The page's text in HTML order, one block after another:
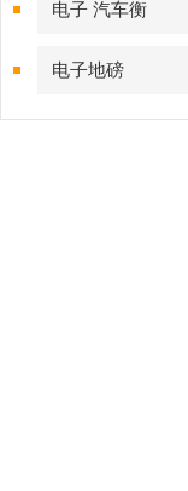
电子 汽车衡
电子地磅